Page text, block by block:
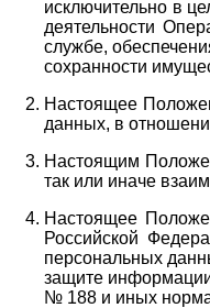
исключительно в
деятельности
службе,
сохранности
Настоящее
данных, в
Настоящим
так или иначе
Настоящее
Российской
персональных
защите
№ 188 и иных